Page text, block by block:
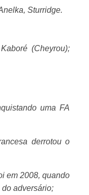
Sturridge.
(Cheyrou);
uma FA
derrotou o
em 2008, quando
adversário;